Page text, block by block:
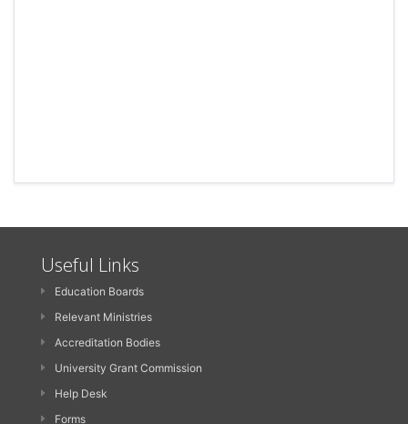
Useful Links
Education Boards
Relevant Ministries
Accreditation Bodies
University Grant Commission
Help Desk
Forms